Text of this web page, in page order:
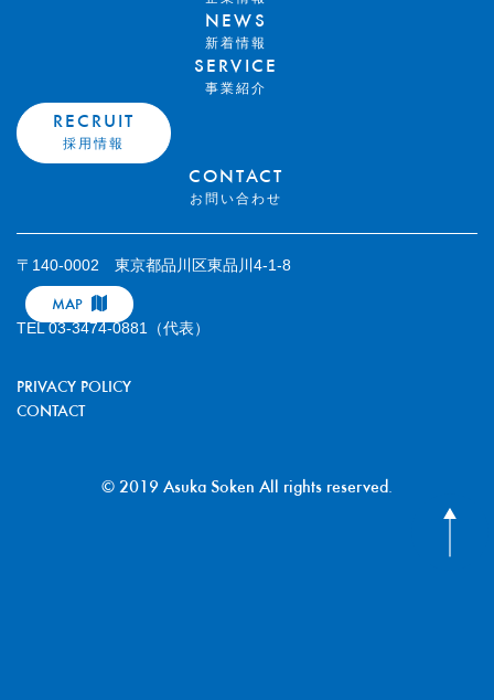
NEWS
新着情報
SERVICE
事業紹介
RECRUIT
採用情報
CONTACT
お問い合わせ
〒140-0002 東京都品川区東品川4-1-8
MAP
TEL 03-3474-0881（代表）
PRIVACY POLICY
CONTACT
© 2019 Asuka Soken All rights reserved.